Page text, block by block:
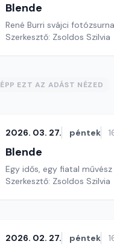
Blende
René Burri svájci
Szerkesztő: Zsoldos Szilvia
ÉPP EZT AZ ADÁST NÉZED
2026. 03. 27. péntek
Blende
Egy idős, egy fiatal
Szerkesztő: Zsoldos Szilvia
2026. 02. 27. péntek